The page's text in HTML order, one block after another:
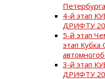
4-й этап
ДРИФТУ
5-й этап
этап Кубка
3-й этап
ДРИФТУ